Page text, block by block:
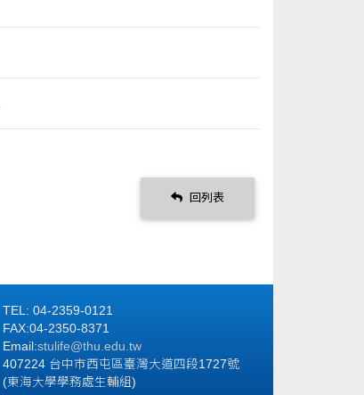
回列表
TEL: 04-2359-0121
FAX:04-2350-8371
Email:stulife@thu.edu.tw
407224 台中市西屯區臺灣大道四段1727號
(東海大學學務處生輔組)